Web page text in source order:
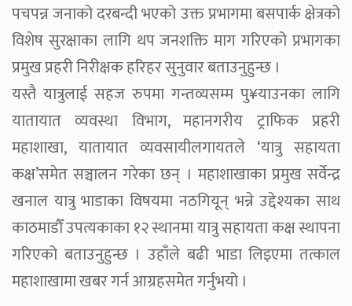
पचपन्न जनाको दरबन्दी भएको उक्त प्रभागमा बसपार्क क्षेत्रको
विशेष सुरक्षाका लागि थप जनशक्ति माग गरिएको प्रभागका
प्रमुख प्रहरी निरीक्षक हरिहर सुनुवार बताउनुहुन्छ ।
यस्तै यात्रुलाई सहज रुपमा गन्तव्यसम्म पु¥याउनका लागि
यातायात व्यवस्था विभाग, महानगरीय ट्राफिक प्रहरी
महाशाखा, यातायात व्यवसायीलगायतले ‘यात्रु सहायता
कक्ष’समेत सञ्चालन गरेका छन् । महाशाखाका प्रमुख सर्वेन्द्र
खनाल यात्रु भाडाका विषयमा नठगियून् भन्ने उद्देश्यका साथ
काठमाडौँ उपत्यकाका १२ स्थानमा यात्रु सहायता कक्ष स्थापना
गरिएको बताउनुहुन्छ । उहाँले बढी भाडा लिइएमा तत्काल
महाशाखामा खबर गर्न आग्रहसमेत गर्नुभयो ।